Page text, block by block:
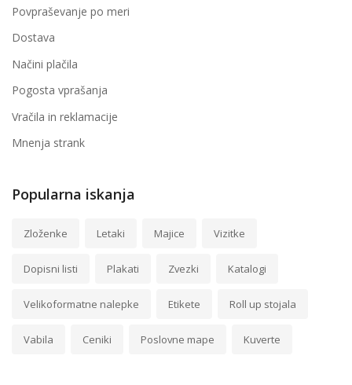
Povpraševanje po meri
Dostava
Načini plačila
Pogosta vprašanja
Vračila in reklamacije
Mnenja strank
Popularna iskanja
Zloženke Letaki Majice Vizitke
Dopisni listi Plakati Zvezki Katalogi
Velikoformatne nalepke Etikete Roll up stojala
Vabila Ceniki Poslovne mape Kuverte